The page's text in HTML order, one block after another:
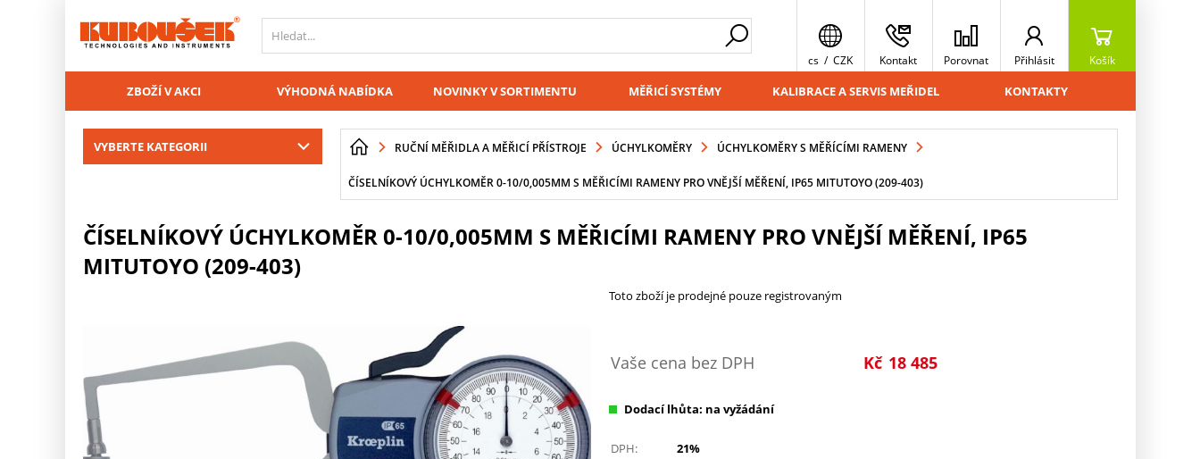
cs / CZK Kontakt Porovnat Přihlásit Košík
ZBOŽÍ V AKCI VÝHODNÁ NABÍDKA NOVINKY V SORTIMENTU MĚŘICÍ SYSTÉMY KALIBRACE A SERVIS MEŘIDEL KONTAKTY
VYBERTE KATEGORII RUČNÍ MĚŘIDLA A MĚŘICÍ PŘÍSTROJE ÚCHYLKOMĚRY ÚCHYLKOMĚRY S MĚŘÍCÍMI RAMENY
ČÍSELNÍKOVÝ ÚCHYLKOMĚR 0-10/0,005MM S MĚŘICÍMI RAMENY PRO VNĚJŠÍ MĚŘENÍ, IP65 MITUTOYO (209-403)
ČÍSELNÍKOVÝ ÚCHYLKOMĚR 0-10/0,005MM S MĚŘICÍMI RAMENY PRO VNĚJŠÍ MĚŘENÍ, IP65
MITUTOYO (209-403)
Toto zboží je prodejné pouze registrovaným
Vaše cena bez DPH 18 485
Kč
Dodací lhůta: na vyžádání
DPH:
21%